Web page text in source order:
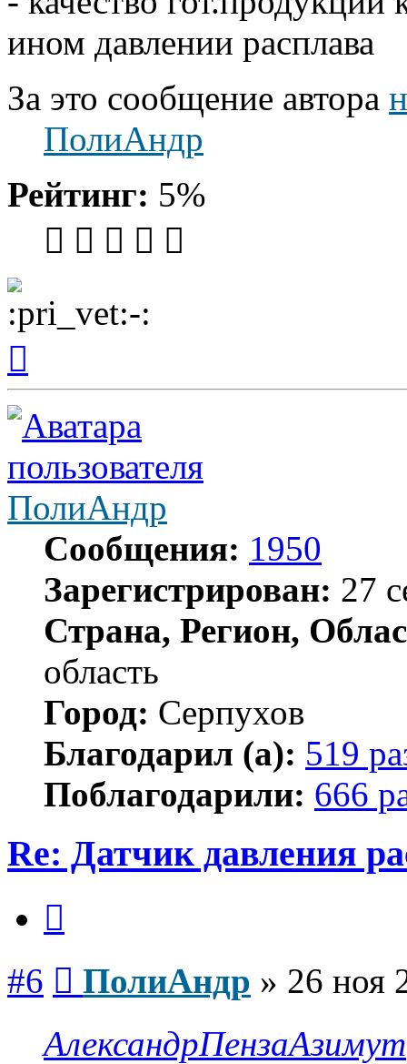
ином давлении расплава
За это сообщение автора
ПолиАндр
Рейтинг: 5%
началу
ПолиАндр
Сообщения: 1950
Зарегистрирован: 27
Страна, Регион,
область
Город: Серпухов
Благодарил (а): 519
Поблагодарили: 666
Re: Датчик давления
#6 ПолиАндр » 26 ноя
АлександрПензаАзимут